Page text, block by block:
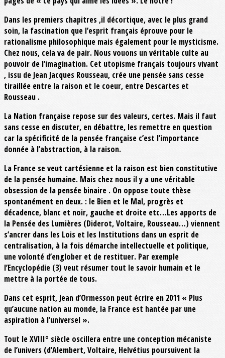
Dans les premiers chapitres ,il décortique, avec le plus grand
soin, la fascination que l’esprit français éprouve pour le
rationalisme philosophique mais également pour le mysticisme.
Chez nous, cela va de pair. Nous vouons un véritable culte au
pouvoir de l’imagination. Cet utopisme français toujours vivant
, issu de Jean Jacques Rousseau, crée une pensée sans cesse
tiraillée entre la raison et le coeur, entre Descartes et
Rousseau .
La Nation française repose sur des valeurs, certes. Mais il faut
sans cesse en discuter, en débattre, les remettre en question
car la spécificité de la pensée française c’est l’importance
donnée à l’abstraction, à la raison.
La France se veut cartésienne et la raison est bien constitutive
de la pensée humaine. Mais chez nous il y a une véritable
obsession de la pensée binaire . On oppose toute thèse
spontanément en deux. : le Bien et le Mal, progrès et
décadence, blanc et noir, gauche et droite etc…Les apports de
la Pensée des Lumières (Diderot, Voltaire, Rousseau…) viennent
s’ancrer dans les Lois et les Institutions dans un esprit de
centralisation, à la fois démarche intellectuelle et politique,
une volonté d’englober et de restituer. Par exemple
l’Encyclopédie (3) veut résumer tout le savoir humain et le
mettre à la portée de tous.
Dans cet esprit, Jean d’Ormesson peut écrire en 2011 « Plus
qu’aucune nation au monde, la France est hantée par une
aspiration à l’universel ».
Tout le XVIII° siècle oscillera entre une conception mécaniste
de l’univers (d’Alembert, Voltaire, Helvétius poursuivent la